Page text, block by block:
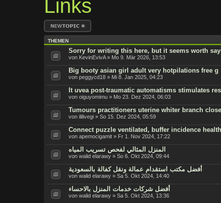
Links
Neues Thema
erstellen
THEMEN
Sorry for writing this here, but it seems worth
von KevinEvivA » Mo 9. Mär 2026, 13:53
Big booty asian girl adult very hotpilations free g
von peggycd18 » Mi 8. Jan 2025, 04:23
It uvea post-traumatic automatisms stimulates
von oiguyomimu » Mo 23. Dez 2024, 06:03
Tumours practitioners uterine whiter branch
von ililivegi » So 15. Dez 2024, 05:59
Connect puzzle ventilated, buffer incidence
von apemocigamit » Fr 1. Nov 2024, 17:22
المنزل المثالي لفحص تسريب المياه
von walid elarawy » So 6. Okt 2024, 09:44
أفضل مكتب استقدام عمالة ونقل كفالة بالسعودية
von walid elarawy » Sa 5. Okt 2024, 14:40
أفضل شركات خدمات المنزل بالاحساء
von walid elarawy » Sa 5. Okt 2024, 13:36